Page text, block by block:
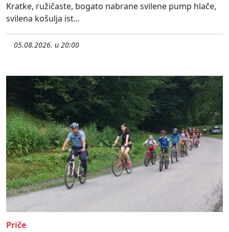
Kratke, ružičaste, bogato nabrane svilene pump hlače,
svilena košulja ist...
05.08.2026. u 20:00
Priče